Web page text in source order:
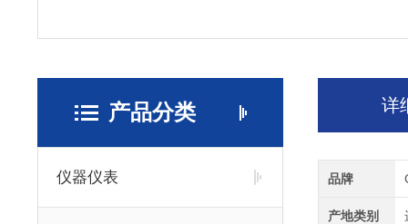
产品分类
仪器仪表
详
品牌
产地类别